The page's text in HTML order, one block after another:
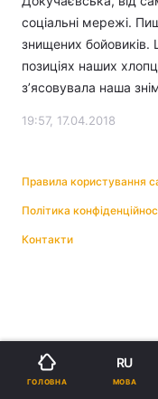
соціальні мережі.
знищених бойовиків.
позиціях наших
з’ясовувала наша
19:57, 17.04.2018
Правила користування
Політика
Контакти
ГОЛОВНА
RU
МОВА